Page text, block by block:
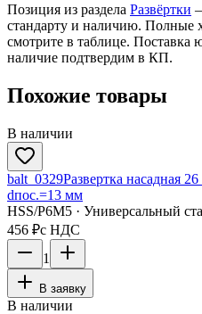
Позиция из раздела Развёртки
стандарту и наличию. Полные
смотрите в таблице.
наличие подтвердим в КП.
Похожие товары
В наличии
balt_0329Развертка насадная
dпос.=13 мм
HSS/Р6М5 · Универсальный
456 ₽с НДС
1
В заявку
В наличии